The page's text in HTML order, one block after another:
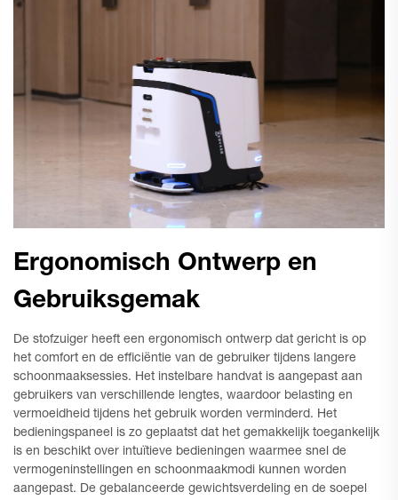
Ergonomisch Ontwerp en
Gebruiksgemak
De stofzuiger heeft een ergonomisch ontwerp dat gericht is op
het comfort en de efficiëntie van de gebruiker tijdens langere
schoonmaaksessies. Het instelbare handvat is aangepast aan
gebruikers van verschillende lengtes, waardoor belasting en
vermoeidheid tijdens het gebruik worden verminderd. Het
bedieningspaneel is zo geplaatst dat het gemakkelijk toegankelijk
is en beschikt over intuïtieve bedieningen waarmee snel de
vermogeninstellingen en schoonmaakmodi kunnen worden
aangepast. De gebalanceerde gewichtsverdeling en de soepel